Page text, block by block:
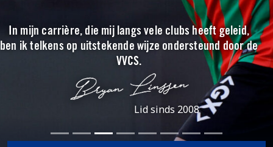
In mijn carrière, die mij langs vele clubs heeft geleid,
ben ik telkens op uitstekende wijze ondersteund door de
VVCS.
Lid sinds 2008